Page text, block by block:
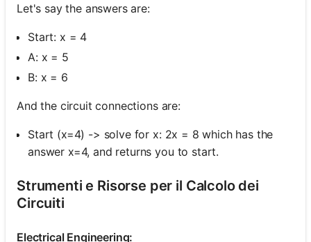
Let's say the answers are:
Start: x = 4
A: x = 5
B: x = 6
And the circuit connections are:
Start (x=4) -> solve for x: 2x = 8 which has the
answer x=4, and returns you to start.
Strumenti e Risorse per il Calcolo dei
Circuiti
Electrical Engineering: